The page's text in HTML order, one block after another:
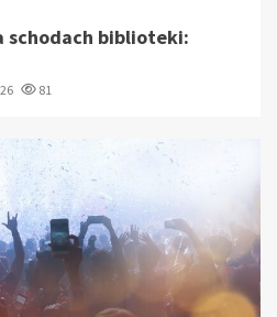
schodach biblioteki:
81